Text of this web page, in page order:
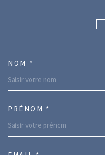
NOM *
PRÉNOM *